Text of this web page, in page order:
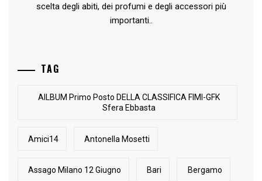
scelta degli abiti, dei profumi e degli accessori più
importanti..
TAG
AlLBUM Primo Posto DELLA CLASSIFICA FIMI-GFK
Sfera Ebbasta
Amici14 Antonella Mosetti
Assago Milano 12 Giugno Bari Bergamo